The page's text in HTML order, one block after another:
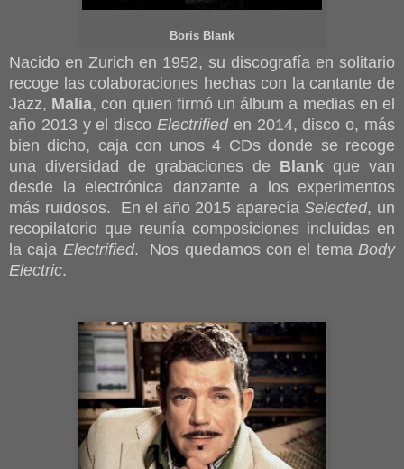
Boris Blank
Nacido en Zurich en 1952, su discografía en solitario
recoge las colaboraciones hechas con la cantante de
Jazz, Malia, con quien firmó un álbum a medias en el
año 2013 y el disco Electrifieden 2014, disco o, más
bien dicho, caja con unos 4 CDs donde se recoge
una diversidad de grabaciones de Blank que van
desde la electrónica danzante a los experimentos
más ruidosos. En el año 2015 aparecíaSelected, un
recopilatorio que reunía composiciones incluidas en
la caja Electrified. Nos quedamos con el temaBody
Electric.